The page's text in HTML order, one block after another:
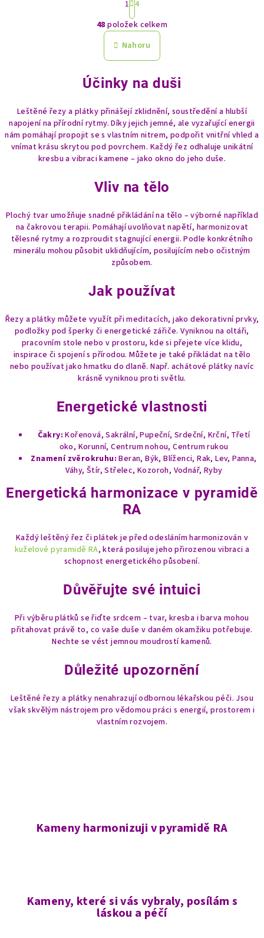
O
v
l
á
a
í
p
r
v
k
v
p
i
s
u
t
r
á
n
k
o
á
í
1 4
48 položek celkem
Nahoru
Účinky na duši
Leštěné řezy a plátky přinášejí zklidnění, soustředění a hlubší
napojení na přírodní rytmy. Díky jejich jemné, ale vyzařující energii
nám pomáhají propojit se s vlastním nitrem, podpořit vnitřní vhled a
vnímat krásu skrytou pod povrchem. Každý řez odhaluje unikátní
kresbu a vibraci kamene – jako okno do jeho duše.
Vliv na tělo
Plochý tvar umožňuje snadné přikládání na tělo – výborné například
na čakrovou terapii. Pomáhají uvolňovat napětí, harmonizovat
tělesné rytmy a rozproudit stagnující energii. Podle konkrétního
minerálu mohou působit uklidňujícím, posilujícím nebo očistným
způsobem.
Jak používat
Řezy a plátky můžete využít při meditacích, jako dekorativní prvky,
podložky pod šperky či energetické zářiče. Vyniknou na oltáři,
pracovním stole nebo v prostoru, kde si přejete více klidu,
inspirace či spojení s přírodou. Můžete je také přikládat na tělo
nebo používat jako hmatku do dlaně. Např. achátové plátky navíc
krásně vyniknou proti světlu.
Energetické vlastnosti
Čakry: Kořenová, Sakrální, Pupeční, Srdeční, Krční, Třetí
oko, Korunní, Centrum nohou, Centrum rukou
Znamení zvěrokruhu: Beran, Býk, Blíženci, Rak, Lev, Panna,
Váhy, Štír, Střelec, Kozoroh, Vodnář, Ryby
Energetická harmonizace v pyramidě
RA
Každý leštěný řez či plátek je před odesláním harmonizován v
kuželové pyramidě RA, která posiluje jeho přirozenou vibraci a
schopnost energetického působení.
Důvěřujte své intuici
Při výběru plátků se řiďte srdcem – tvar, kresba i barva mohou
přitahovat právě to, co vaše duše v daném okamžiku potřebuje.
Nechte se vést jemnou moudrostí kamenů.
Důležité upozornění
Leštěné řezy a plátky nenahrazují odbornou lékařskou péči. Jsou
však skvělým nástrojem pro vědomou práci s energií, prostorem i
vlastním rozvojem.
Kameny harmonizuji v pyramidě RA
Kameny, které si vás vybraly, posílám s
láskou a péčí